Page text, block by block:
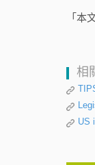
「本
相
US